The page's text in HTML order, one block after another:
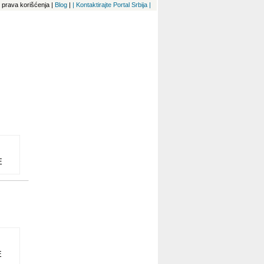
prava korišćenja | Blog | | Kontaktirajte Portal Srbija |